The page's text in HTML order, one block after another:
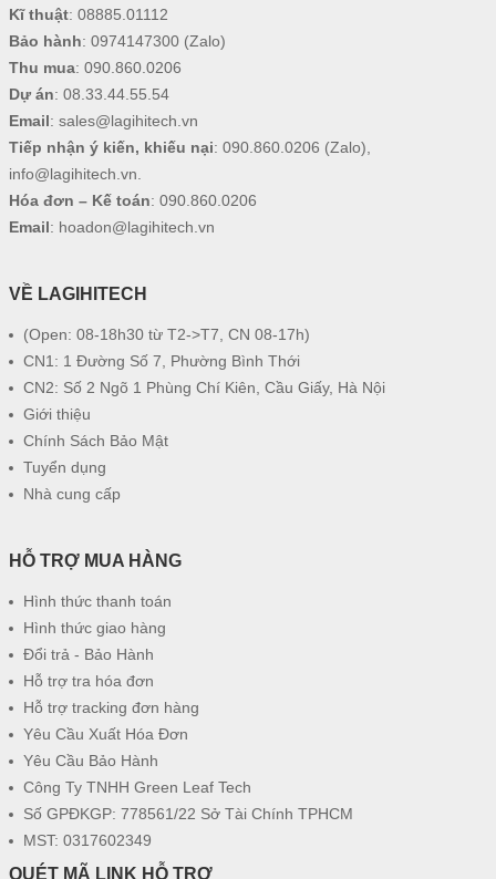
Kĩ thuật: 08885.01112
Bảo hành: 0974147300(Zalo)
Thu mua: 090.860.0206
Dự án: 08.33.44.55.54
Email: sales@lagihitech.vn
Tiếp nhận ý kiến, khiếu nại: 090.860.0206 (Zalo),
info@lagihitech.vn.
Hóa đơn – Kế toán: 090.860.0206
Email: hoadon@lagihitech.vn
VỀ LAGIHITECH
(Open: 08-18h30 từ T2->T7, CN 08-17h)
CN1: 1 Đường Số 7, Phường Bình Thới
CN2: Số 2 Ngõ 1 Phùng Chí Kiên, Cầu Giấy, Hà Nội
Giới thiệu
Chính Sách Bảo Mật
Tuyển dụng
Nhà cung cấp
HỖ TRỢ MUA HÀNG
Hình thức thanh toán
Hình thức giao hàng
Đổi trả - Bảo Hành
Hỗ trợ tra hóa đơn
Hỗ trợ tracking đơn hàng
Yêu Cầu Xuất Hóa Đơn
Yêu Cầu Bảo Hành
Công Ty TNHH Green Leaf Tech
Số GPĐKGP: 778561/22 Sở Tài Chính TPHCM
MST: 0317602349
QUÉT MÃ LINK HỖ TRỢ